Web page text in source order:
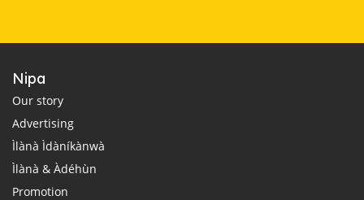
Nipa
Our story
Advertising
Ìlànà Ìdàníkànwà
Ìlànà & Àdéhùn
Promotion